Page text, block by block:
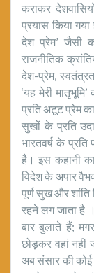
कराकर
प्रयास किया
देश प्रेम’ जैसी
राजनीतिक
देश-प्रेम,
‘यह मेरी
प्रति अटूट प्रेम
सुखों के प्रति
भारतवर्ष के
है। इस कहानी
विदेश के अपार
पूर्ण सुख और शांति
रहने लग जाता है
बार बुलाते हैं;
छोड़कर वहां नहीं
अब संसार की